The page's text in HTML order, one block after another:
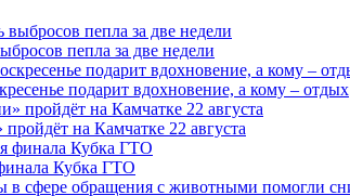
пепла за две недели
подарит вдохновение, а кому – отдых
на Камчатке 22 августа
Кубка ГТО